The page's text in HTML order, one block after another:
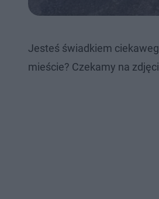
Jesteś świadkiem
mieście? Czekamy na